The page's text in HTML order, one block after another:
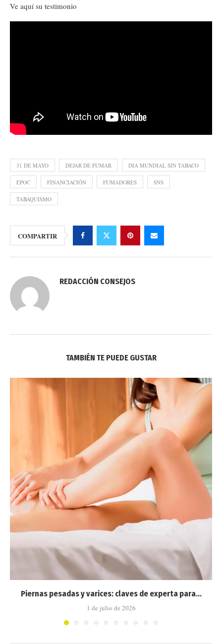
Ve aquí su testimonio
31 DE MAYO DEJAR DE FUMAR DIA MUNDIAL SIN TABACO
EPOC FINANCIACIÓN FUMADORES SNS
TABAQUISMO
COMPARTIR
REDACCIÓN CONSEJOS
TAMBIÉN TE PUEDE GUSTAR
Piernas pesadas y varices: claves de experta para...
1 de julio de 2026